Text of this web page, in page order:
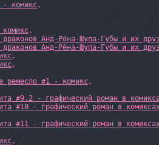
- комикс,
,
драконов Анд-Рёна-Шупа-Губы и их
драконов Анд-Рёна-Шупа-Губы и их
,
,
#1 - комикс,
#9.2 - графический роман в
#10 - графический роман в
#11 - графический роман в
,